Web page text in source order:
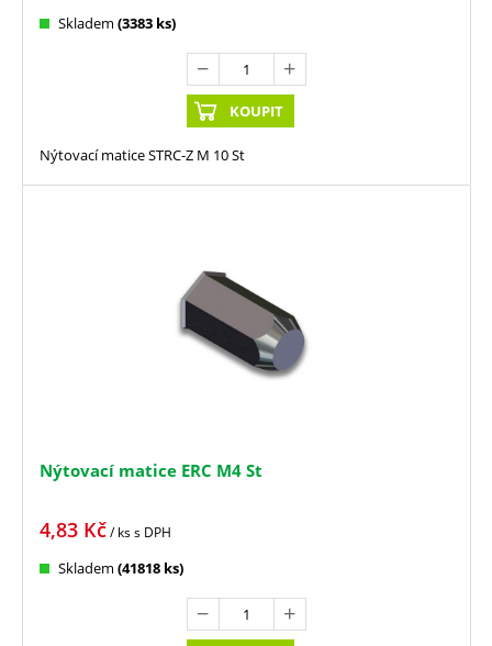
Skladem (3383 ks)
KOUPIT
Nýtovací matice STRC-Z M 10 St
Nýtovací matice ERC M4 St
4,83 Kč/ kss DPH
Skladem (41818 ks)